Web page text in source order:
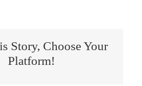
Story, Choose Your
Platform!